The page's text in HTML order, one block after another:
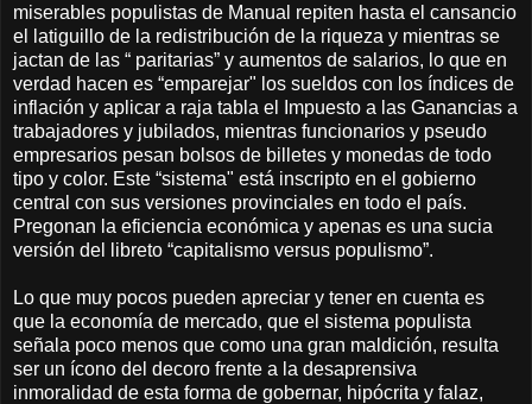
miserables populistas de Manual repiten hasta el cansancio
el latiguillo de la redistribución de la riqueza y mientras se
jactan de las “ paritarias” y aumentos de salarios, lo que en
verdad hacen es “emparejar" los sueldos con los índices de
inflación y aplicar a raja tabla el Impuesto a las Ganancias a
trabajadores y jubilados, mientras funcionarios y pseudo
empresarios pesan bolsos de billetes y monedas de todo
tipo y color. Este “sistema" está inscripto en el gobierno
central con sus versiones provinciales en todo el país.
Pregonan la eficiencia económica y apenas es una sucia
versión del libreto “capitalismo versus populismo”.
Lo que muy pocos pueden apreciar y tener en cuenta es
que la economía de mercado, que el sistema populista
señala poco menos que como una gran maldición, resulta
ser un ícono del decoro frente a la desaprensiva
inmoralidad de esta forma de gobernar, hipócrita y falaz,